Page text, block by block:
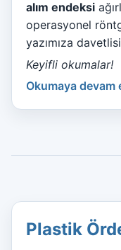
alım endeksi
operasyonel
yazımıza
Keyifli okumalar!
Okumaya devam
Plastik